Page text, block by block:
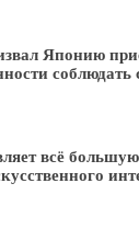
Японию
соблюдать
всё